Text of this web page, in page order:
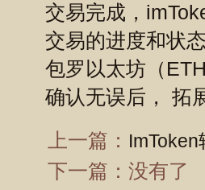
交易完成，
交易的进度和状
包罗以太坊（
确认无误后， 拓
上一篇：
下一篇：没有了